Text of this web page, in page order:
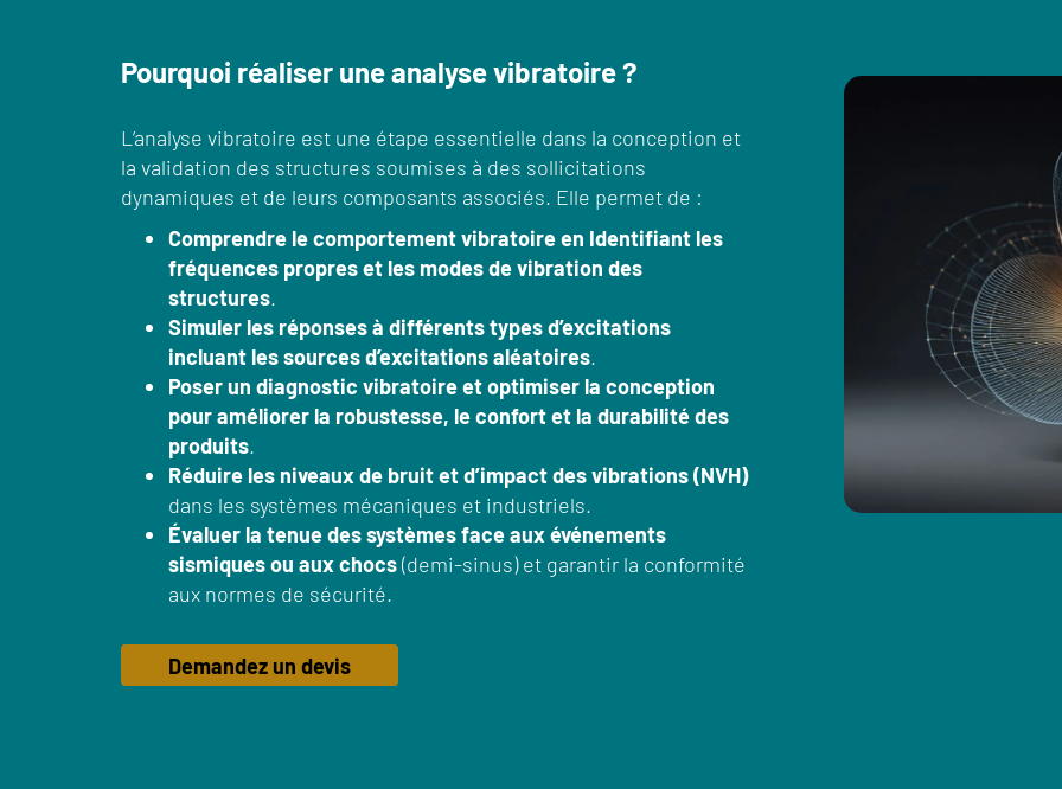
Pourquoi réaliser une analyse vibratoire ?
L’analyse vibratoire est une étape essentielle dans la conception et
la validation des structures soumises à des sollicitations
dynamiques et de leurs composants associés. Elle permet de :
Comprendre le comportement vibratoire en Identifiant les
fréquences propres et les modes de vibration des
structures.
Simuler les réponses à différents types d’excitations
incluant les sources d’excitations aléatoires.
Poser un diagnostic vibratoire et optimiser la conception
pour améliorer la robustesse, le confort et la durabilité des
produits.
Réduire les niveaux de bruit et d’impact des vibrations (NVH)
dans les systèmes mécaniques et industriels.
Évaluer la tenue des systèmes face aux événements
sismiques ou aux chocs(demi-sinus) et garantir la conformité
aux normes de sécurité.
Demandez un devis